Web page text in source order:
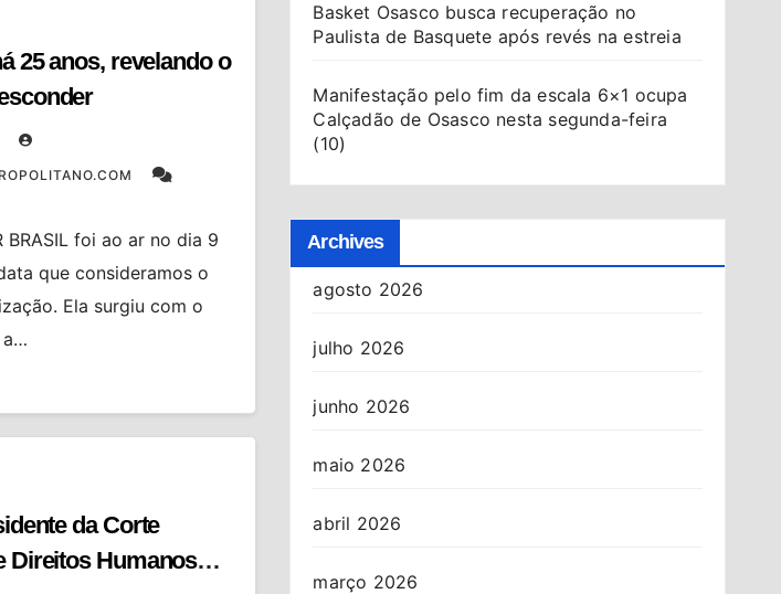
25 anos, revelando o
BRASIL foi ao ar no dia 9
que consideramos o
Ela surgiu com o
a…
da Corte
Direitos Humanos
Basket Osasco busca recuperação no
Paulista de Basquete após revés na estreia
Manifestação pelo fim da escala 6×1 ocupa
Calçadão de Osasco nesta segunda-feira
(10)
Archives
agosto 2026
julho 2026
junho 2026
maio 2026
abril 2026
março 2026